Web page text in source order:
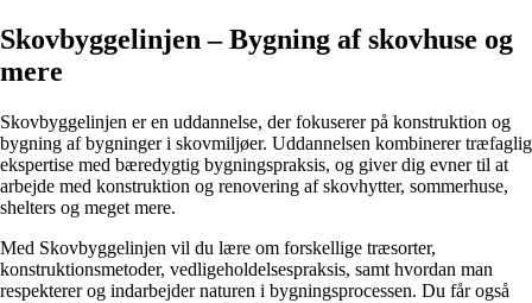
Skovbyggelinjen – Bygning af skovhuse og
mere
Skovbyggelinjen er en uddannelse, der fokuserer på konstruktion og
bygning af bygninger i skovmiljøer. Uddannelsen kombinerer træfaglig
ekspertise med bæredygtig bygningspraksis, og giver dig evner til at
arbejde med konstruktion og renovering af skovhytter, sommerhuse,
shelters og meget mere.
Med Skovbyggelinjen vil du lære om forskellige træsorter,
konstruktionsmetoder, vedligeholdelsespraksis, samt hvordan man
respekterer og indarbejder naturen i bygningsprocessen. Du får også